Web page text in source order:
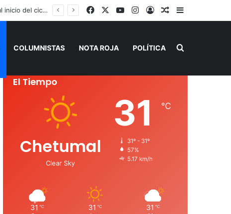
SEQ inicia descacharrización en escuelas de la Ribera del Río Hondo previo al inicio del ciclo escolar FacebookYouTubeInstagram
AccesoPublicación al
Barra lateral
COLUMNISTAS NOTA ROJA POLÍTICA Buscar por
El Tiempo
Chetumal
Clear Sky
31 ℃
31º - 31º
57%
5.17 km/h
31 ℃ 31 ℃ 31 ℃